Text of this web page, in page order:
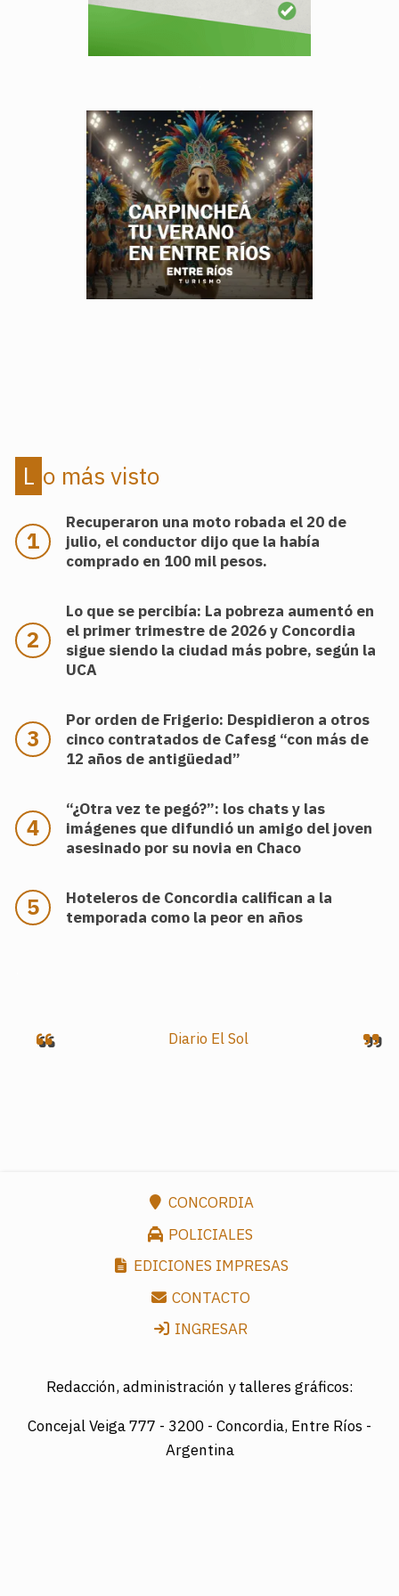
Lo más visto
Recuperaron una moto robada el 20 de
julio, el conductor dijo que la había
comprado en 100 mil pesos.
Lo que se percibía: La pobreza aumentó en
el primer trimestre de 2026 y Concordia
sigue siendo la ciudad más pobre, según la
UCA
Por orden de Frigerio: Despidieron a otros
cinco contratados de Cafesg “con más de
12 años de antigüedad”
“¿Otra vez te pegó?”: los chats y las
imágenes que difundió un amigo del joven
asesinado por su novia en Chaco
Hoteleros de Concordia califican a la
temporada como la peor en años
Diario El Sol
CONCORDIA
POLICIALES
EDICIONES IMPRESAS
CONTACTO
INGRESAR
Redacción, administración y talleres gráficos:
Concejal Veiga 777 - 3200 - Concordia, Entre Ríos -
Argentina